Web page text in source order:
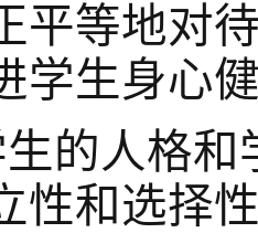
平等地对
学生身心
的人格
性和选择